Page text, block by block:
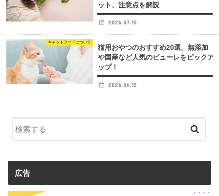
ット、注意点を解説
2026.07.15
キャットフードについて
猫用おやつのおすすめ20選。無添加
や国産など人気のピューレをピックア
ップ！
2026.06.15
広告